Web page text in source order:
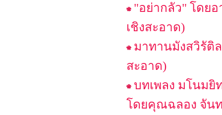
"อย่ากลัว" โดย
เชิงสะอาด)
มาทานมังสวิรัติ
สะอาด)
บทเพลง มโนม
โดยคุณฉลอง จัน